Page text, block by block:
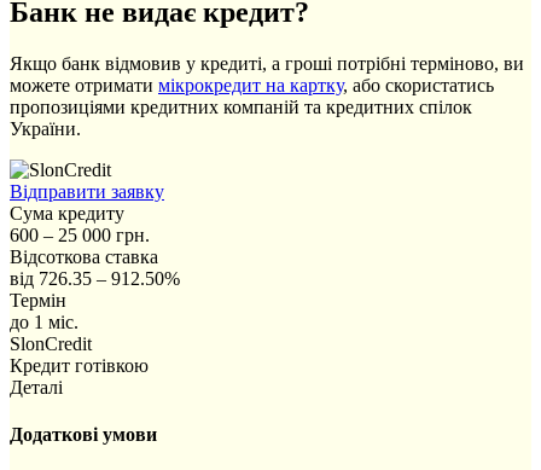
Банк не видає кредит?
Якщо банк відмовив у кредиті, а гроші потрібні терміново, ви
можете отримати мікрокредит на картку, або скористатись
пропозиціями кредитних компаній та кредитних спілок
України.
Відправити заявку
Сума кредиту
600 – 25 000 грн.
Відсоткова ставка
від 726.35 – 912.50%
Термін
до 1 міс.
SlonCredit
Кредит готівкою
Деталі
Додаткові умови